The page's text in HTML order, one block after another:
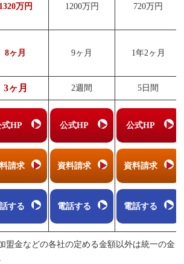
1320万円 1200万円 720万円
8ヶ月 9ヶ月 1年2ヶ月
3ヶ月 2週間 5日間
式HP
請求
する
公式HP
資料請求
電話する
公式HP
資料請求
電話する
盟金などの各社の定める金額以外は統一の金